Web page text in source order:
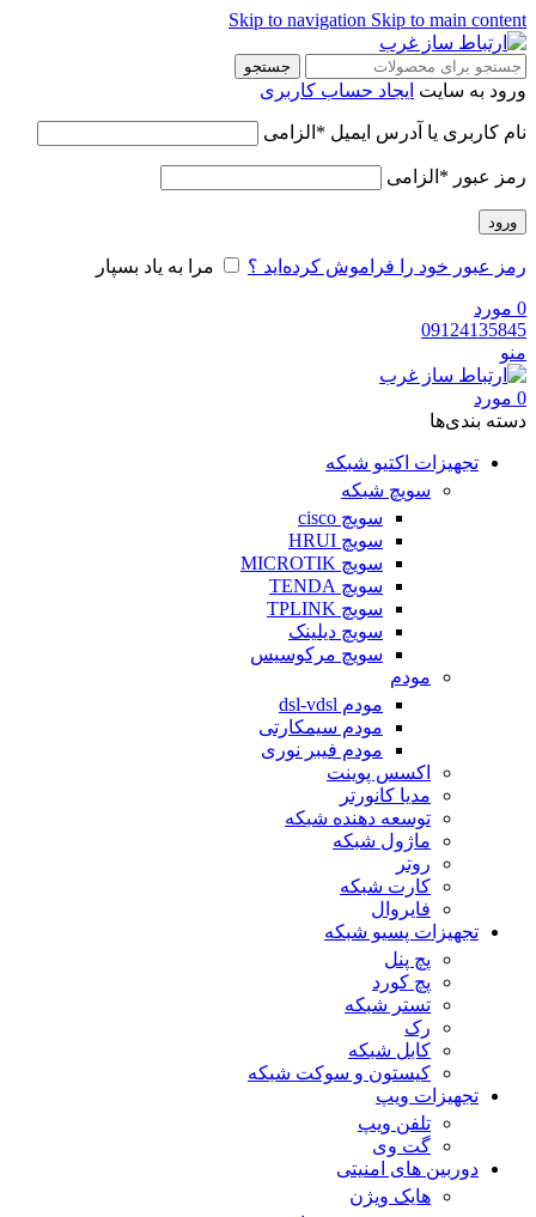
Skip to navigation Skip to main content
جستجو
ورود به سایت ایجاد حساب کاربری
نام کاربری یا آدرس ایمیل * الزامی
رمز عبور * الزامی
ورود
رمز عبور خود را فراموش کرده‌اید ؟ مرا به یاد بسپار
0 مورد
09124135845
منو
0 مورد
دسته‌ بندی‌ها
تجهیزات اکتیو شبکه
سویچ شبکه
سویچ cisco
سویچ HRUI
سویچ MICROTIK
سویچ TENDA
سویچ TPLINK
سویچ دیلینک
سویچ مرکوسیس
مودم
مودم dsl-vdsl
مودم سیمکارتی
مودم فیبر نوری
اکسس پوینت
مدیا کانورتر
توسعه دهنده شبکه
ماژول شبکه
روتر
کارت شبکه
فایروال
تجهیزات پسیو شبکه
پچ پنل
پچ کورد
تستر شبکه
رک
کابل شبکه
کیستون و سوکت شبکه
تجهیزات ویپ
تلفن ویپ
گت وی
دوربین های امنیتی
هایک ویژن